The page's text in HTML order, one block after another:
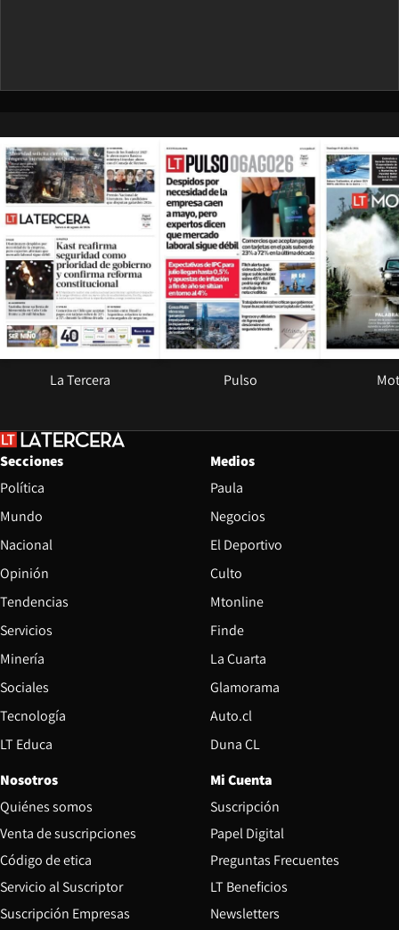
Opens in new window
La Tercera
Opens in
Pulso
Secciones
Política
Mundo
Nacional
Opinión
Tendencias
Servicios
Minería
Sociales
Tecnología
LT Educa
Medios
Paula
Negocios
El Deportivo
Culto
Mtonline
Finde
La Cuarta
Glamorama
Auto.cl
Duna CL
Nosotros
Quiénes somos
Venta de suscripciones
Código de etica Opens in new window
Servicio al Suscriptor
Suscripción Empresas
Mi Cuenta
Suscripción
Papel Digital
Preguntas Frecuentes
LT Beneficios
Newsletters